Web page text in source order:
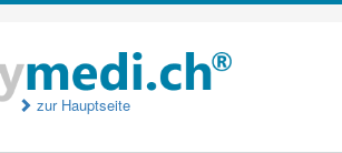
zur Hauptseite